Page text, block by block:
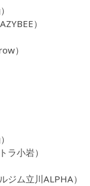
）
）
ラ小岩）
ジム立川ALPHA）